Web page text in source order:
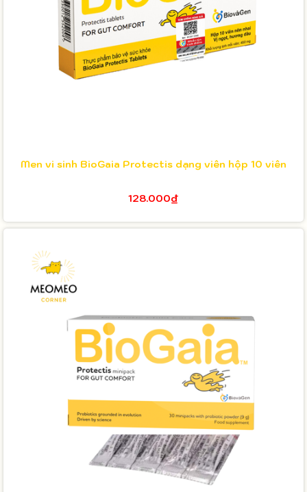
Men vi sinh BioGaia Protectis dạng viên hộp 10 viên
128.000₫